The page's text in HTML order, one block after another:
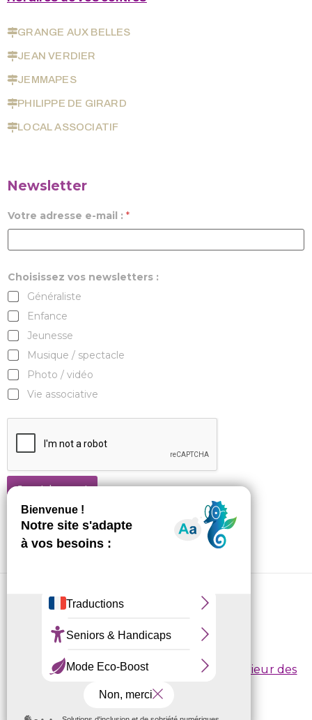
GRANGE AUX BELLES
JEAN VERDIER
JEMMAPES
PHILIPPE DE GIRARD
LOCAL ASSOCIATIF
Newsletter
Votre adresse e-mail : *
Choisissez vos newsletters :
Généraliste
Enfance
Jeunesse
Musique / spectacle
Photo / vidéo
Vie associative
Je m'abonne !
Conditions d’inscription/
Règlement intérieur des
centres